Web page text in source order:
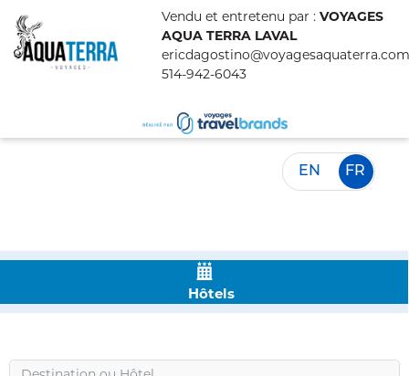
Vendu et entretenu par : VOYAGES
AQUA TERRA LAVAL
ericdagostino@voyagesaquaterra.com
514-942-6043
EN FR
Hôtels